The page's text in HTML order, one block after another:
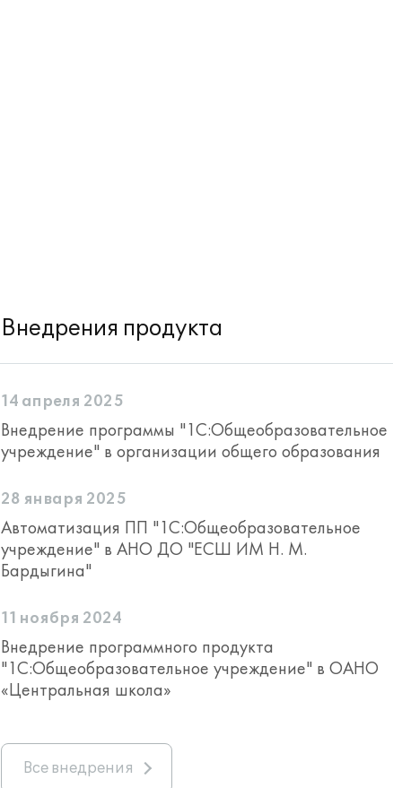
Внедрения продукта
14 апреля 2025
Внедрение программы "1С:Общеобразовательное
учреждение" в организации общего образования
28 января 2025
Автоматизация ПП "1С:Общеобразовательное
учреждение" в АНО ДО "ЕСШ ИМ Н. М.
Бардыгина"
11 ноября 2024
Внедрение программного продукта
"1С:Общеобразовательное учреждение" в ОАНО
«Центральная школа»
Все внедрения